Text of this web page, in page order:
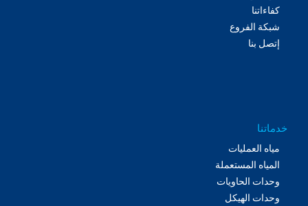
كفاءاتنا
شبكة الفروع
إتصل بنا
خدماتنا
مياه العمليات
المياه المستعملة
وحدات الحاويات
وحدات الهيكل